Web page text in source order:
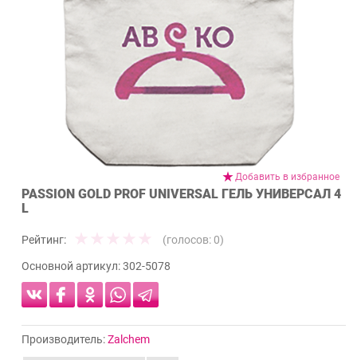
Добавить в избранное
PASSION GOLD PROF UNIVERSAL ГЕЛЬ УНИВЕРСАЛ 4
L
Рейтинг: (голосов: 0)
Основной артикул:302-5078
Производитель:Zalchem